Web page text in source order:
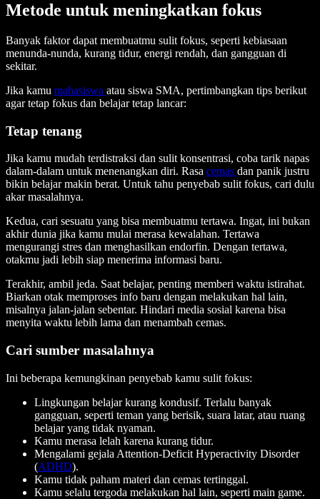
Metode untuk meningkatkan fokus
Banyak faktor dapat membuatmu sulit fokus, seperti kebiasaan
menunda-nunda, kurang tidur, energi rendah, dan gangguan di
sekitar.
Jika kamu mahasiswa atau siswa SMA, pertimbangkan tips berikut
agar tetap fokus dan belajar tetap lancar:
Tetap tenang
Jika kamu mudah terdistraksi dan sulit konsentrasi, coba tarik napas
dalam-dalam untuk menenangkan diri. Rasa cemas dan panik justru
bikin belajar makin berat. Untuk tahu penyebab sulit fokus, cari dulu
akar masalahnya.
Kedua, cari sesuatu yang bisa membuatmu tertawa. Ingat, ini bukan
akhir dunia jika kamu mulai merasa kewalahan. Tertawa
mengurangi stres dan menghasilkan endorfin. Dengan tertawa,
otakmu jadi lebih siap menerima informasi baru.
Terakhir, ambil jeda. Saat belajar, penting memberi waktu istirahat.
Biarkan otak memproses info baru dengan melakukan hal lain,
misalnya jalan-jalan sebentar. Hindari media sosial karena bisa
menyita waktu lebih lama dan menambah cemas.
Cari sumber masalahnya
Ini beberapa kemungkinan penyebab kamu sulit fokus:
Lingkungan belajar kurang kondusif. Terlalu banyak
gangguan, seperti teman yang berisik, suara latar, atau ruang
belajar yang tidak nyaman.
Kamu merasa lelah karena kurang tidur.
Mengalami gejala Attention-Deficit Hyperactivity Disorder
(ADHD).
Kamu tidak paham materi dan cemas tertinggal.
Kamu selalu tergoda melakukan hal lain, seperti main game.